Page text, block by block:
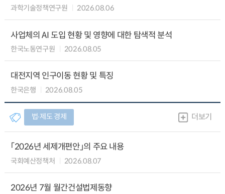
과학기술정책연구원 2026.08.06
사업체의 AI 도입 현황 및 영향에 대한 탐색적 분석
한국노동연구원 2026.08.05
대전지역 인구이동 현황 및 특징
한국은행 2026.08.05
법∙제도 경제 더보기
「2026년 세제개편안」의 주요 내용
국회예산정책처 2026.08.07
2026년 7월 월간건설법제동향